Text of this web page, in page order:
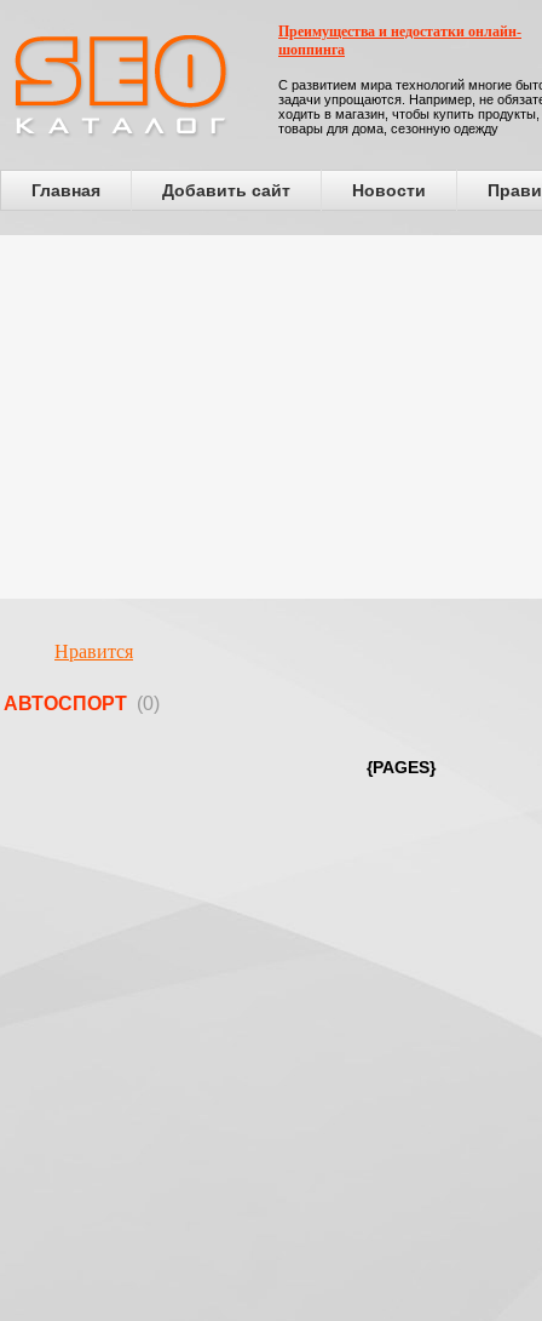
Преимущества и недостатки онлайн-
шоппинга
С развитием мира технологий многие
задачи упрощаются. Например, не
ходить в магазин, чтобы купить продукты,
товары для дома, сезонную одежду
Главная Добавить сайт Новости
Нравится
АВТОСПОРТ (0)
{PAGES}